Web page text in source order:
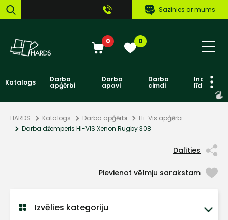
Sazinies ar mums
0 0
Katalogs Darba
apģērbi
Darba
apavi
Darba
cimdi līdzekļi
HARDS Katalogs Darba apģērbi
Hi-Vis apģērbi
Darba džemperis HI-VIS Xenon Rugby 308
Dalīties
Pievienot vēlmju sarakstam
Izvēlies kategoriju